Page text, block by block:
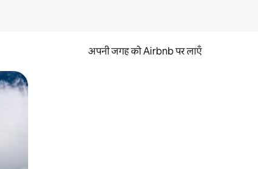
अपनी जगह को Airbnb पर लाएँ